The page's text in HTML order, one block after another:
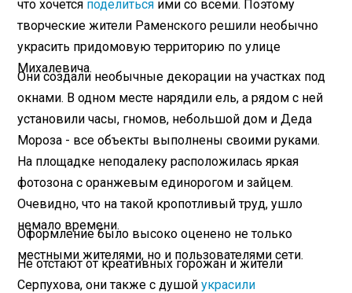
что хочется поделиться ими со всеми. Поэтому
творческие жители Раменского решили необычно
украсить придомовую территорию по улице
Михалевича.
Они создали необычные декорации на участках под
окнами. В одном месте нарядили ель, а рядом с ней
установили часы, гномов, небольшой дом и Деда
Мороза - все объекты выполнены своими руками.
На площадке неподалеку расположилась яркая
фотозона с оранжевым единорогом и зайцем.
Очевидно, что на такой кропотливый труд, ушло
немало времени.
Оформление было высоко оценено не только
местными жителями, но и пользователями сети.
Не отстают от креативных горожан и жители
Серпухова, они также с душойукрасили